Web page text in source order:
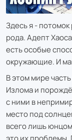
Здесь я -
рода. Адепт
есть особые
окружающие. И
В этом мире
Излома и
с ними в
место под
всего лишь